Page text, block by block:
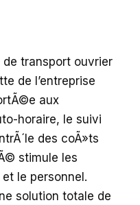
transport ouvrier
de l’entreprise
aux
horaire, le suivi
des coÃ»ts
stimule les
le personnel.
solution totale de